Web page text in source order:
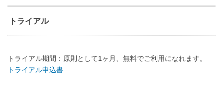
トライアル
トライアル期間：原則として1ヶ月、無料でご利用になれます。
トライアル申込書